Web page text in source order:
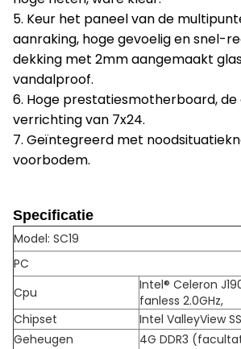
5. Keur het paneel van de
aanraking, hoge gevoelig en snel-
dekking met 2mm aangemaakt
vandalproof.
6. Hoge prestatiesmotherboard,
verrichting van 7x24.
7. Geïntegreerd met
voorbodem.
Specificatie
Model: SC19
PC
Cpu
Intel® Celeron
fanless 2.0GHz,
Chipset
Intel ValleyView
Geheugen
4G DDR3